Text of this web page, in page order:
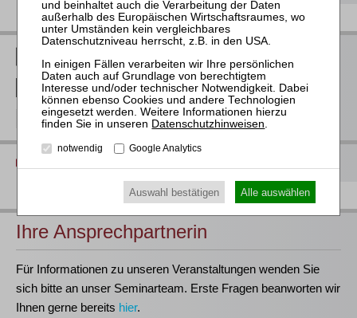
RWS Verlag bei Facebook
RWS Verlag bei Instagram
Ihre Ansprechpartnerin
Für Informationen zu unseren Veranstaltungen wenden Sie
sich bitte an unser Seminarteam. Erste Fragen beanworten wir
Ihnen gerne bereits hier.
Datenschutzhinweisen
notwendig Google Analytics
Auswahl bestätigen Alle auswählen